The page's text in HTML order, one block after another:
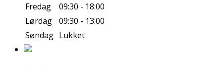
Fredag
09:30 - 18:00
Lørdag
09:30 - 13:00
Søndag Lukket